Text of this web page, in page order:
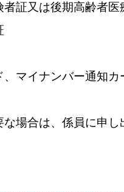
証又は後期高齢者医
マイナンバー通知カ
場合は、係員に申し